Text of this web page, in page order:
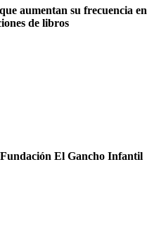
aumentan su frecuencia
de libros
Fundación El Gancho Infantil